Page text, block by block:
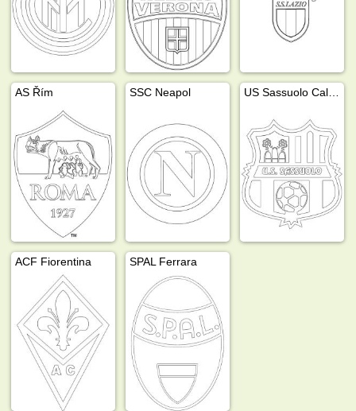
AS Řím SSC Neapol
ACF Fiorentina SPAL Ferrara